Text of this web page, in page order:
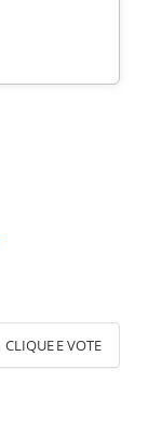
CLIQUE E VOTE